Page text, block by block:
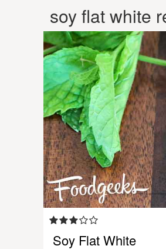
soy flat white
Soy Flat White